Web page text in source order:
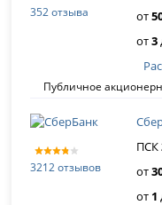
352 отзыва
от
от3
Публичное
3212 отзывов
ПСК
от
от 1